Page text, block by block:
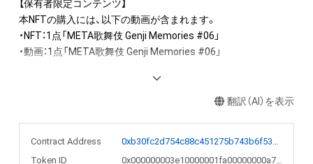
【保有者限定コンテンツ】
本NFTの購入には、以下の動画が含まれます。
・NFT：1点「META歌舞伎 Genji Memories #06」
・動画：1点「META歌舞伎 Genji Memories #06」
NFTの初出品を記念して、META歌舞伎NFTをご購入の上アンケ
ゼント致します。
翻訳（AI）を表示
Contract Address
0xb30fc2d754c88c451275b743b6f530f19f643683
Token ID
0x000000003e10000001fa00000000a7eb